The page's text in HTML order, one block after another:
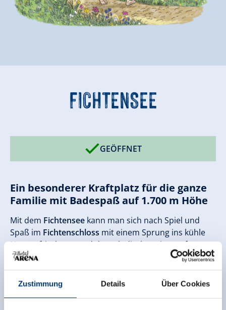
Zustimmung Details Über Cookies
FICHTENSEE
GEÖFFNET
Ein besonderer Kraftplatz für die ganze
Familie mit Badespaß auf 1.700 m Höhe
Mit dem Fichtensee kann man sich nach Spiel und
Spaß im Fichtenschloss mit einem Sprung ins kühle
Nass erfrischen – und danach direkt weiter auf
Entdeckungstour gehen. Der gemütliche und
buggytaugliche Fichtenwegverbindet das
Fichtenschloss mit dem Fichtensee und der